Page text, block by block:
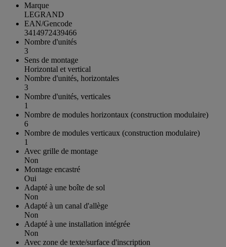
Marque
LEGRAND
EAN/Gencode
3414972439466
Nombre d'unités
3
Sens de montage
Horizontal et vertical
Nombre d'unités, horizontales
3
Nombre d'unités, verticales
1
Nombre de modules horizontaux (construction modulaire)
6
Nombre de modules verticaux (construction modulaire)
1
Avec grille de montage
Non
Montage encastré
Oui
Adapté à une boîte de sol
Non
Adapté à un canal d'allège
Non
Adapté à une installation intégrée
Non
Avec zone de texte/surface d'inscription